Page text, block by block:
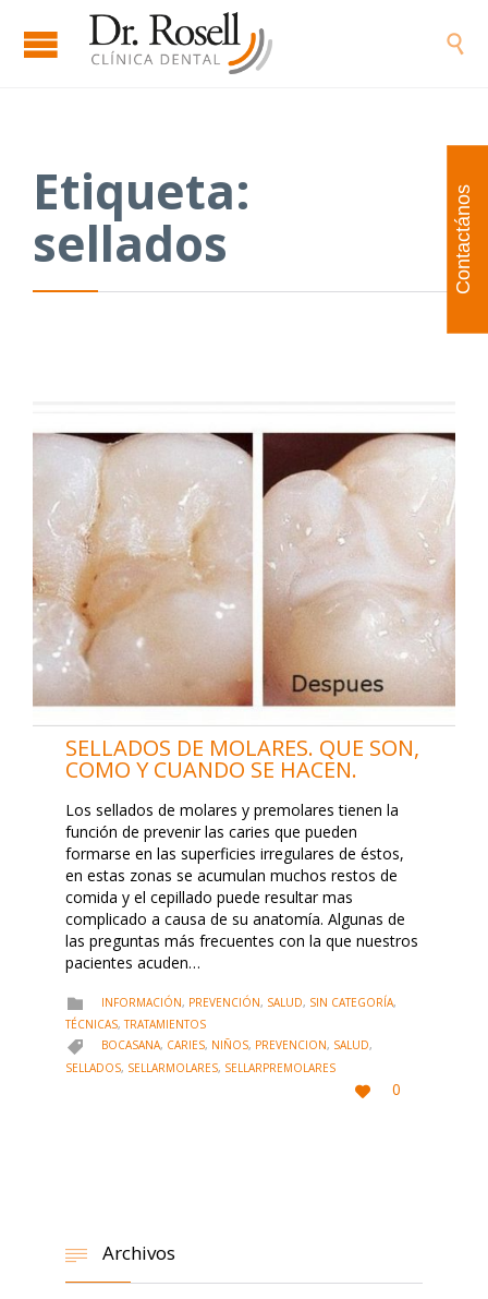

Etiqueta:
sellados
SELLADOS DE MOLARES. QUE SON,
COMO Y CUANDO SE HACEN.
Los sellados de molares y premolares tienen la
función de prevenir las caries que pueden
formarse en las superficies irregulares de éstos,
en estas zonas se acumulan muchos restos de
comida y el cepillado puede resultar mas
complicado a causa de su anatomía. Algunas de
las preguntas más frecuentes con la que nuestros
pacientes acuden…
 CATEGORY
INFORMACIÓN, PREVENCIÓN, SALUD, SIN CATEGORÍA,
TÉCNICAS,TRATAMIENTOS
 CATEGORY
BOCASANA, CARIES, NIÑOS, PREVENCION, SALUD,
SELLADOS, SELLARMOLARES, SELLARPREMOLARES
 LOVE
IT
0
 Archivos
Contactános